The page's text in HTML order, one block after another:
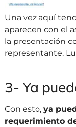
Una vez aquí
aparecen con el
la presentación
representante.
3- Ya
Con esto, ya
requerimiento